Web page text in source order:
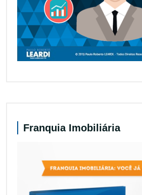
Franquia Imobiliária